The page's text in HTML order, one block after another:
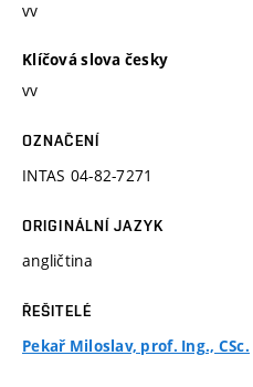
vv
Klíčová slova česky
vv
OZNAČENÍ
INTAS 04-82-7271
ORIGINÁLNÍ JAZYK
angličtina
ŘEŠITELÉ
Pekař Miloslav, prof. Ing., CSc.